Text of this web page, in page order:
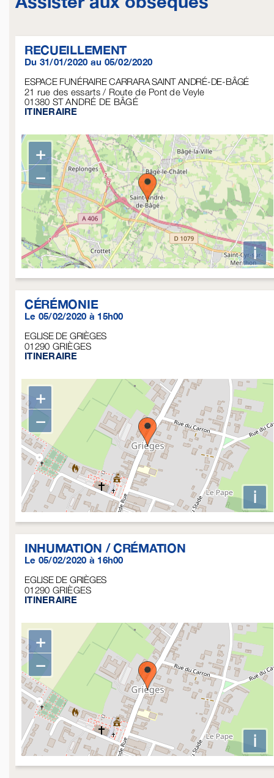
RECUEILLEMENT
Du 31/01/2020 au 05/02/2020
ESPACE FUNÉRAIRE CARRARA SAINT ANDRÉ-DE-BÂGÉ
21 rue des essarts / Route de Pont de Veyle
01380 ST ANDRÉ DE BÂGÉ
ITINERAIRE
+
−
i
CÉRÉMONIE
Le 05/02/2020 à 15h00
EGLISE DE GRIÈGES
01290 GRIÈGES
ITINERAIRE
+
−
i
INHUMATION / CRÉMATION
Le 05/02/2020 à 16h00
EGLISE DE GRIÈGES
01290 GRIÈGES
ITINERAIRE
+
−
i